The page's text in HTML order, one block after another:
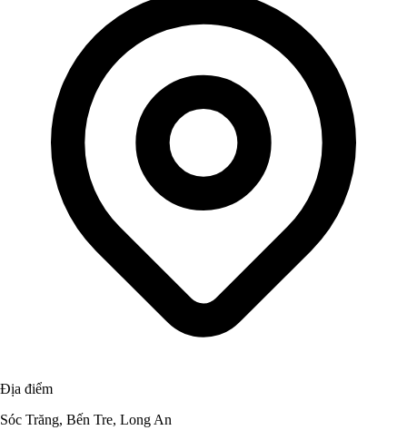
Địa điểm
Sóc Trăng, Bến Tre, Long An